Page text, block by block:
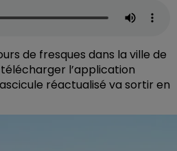
de fresques dans la ville de
l’application
réactualisé va sortir en